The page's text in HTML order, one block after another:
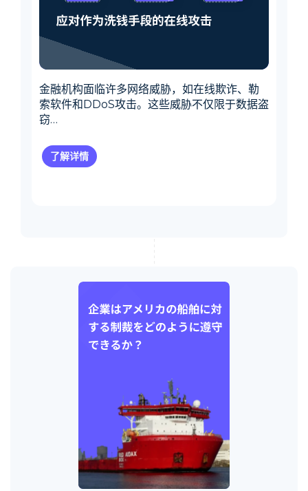
金融机构面临许多网络威胁，如在线欺诈、勒
索软件和DDoS攻击。这些威胁不仅限于数据盗
窃…
了解详情